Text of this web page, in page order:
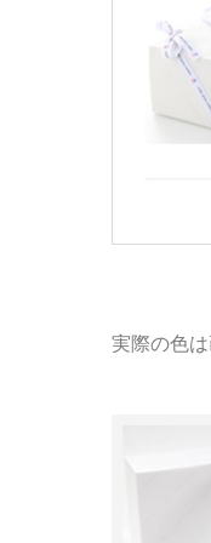
実際の色